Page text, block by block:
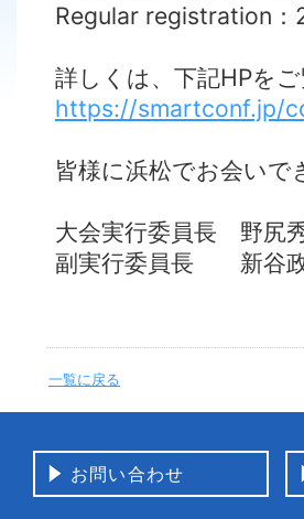
Regular registration：
詳しくは、下記HPをご
https://smartconf.jp/
皆様に浜松でお会い
大会実行委員長 野尻
副実行委員長 新谷政
一覧に戻る
お問い合わせ